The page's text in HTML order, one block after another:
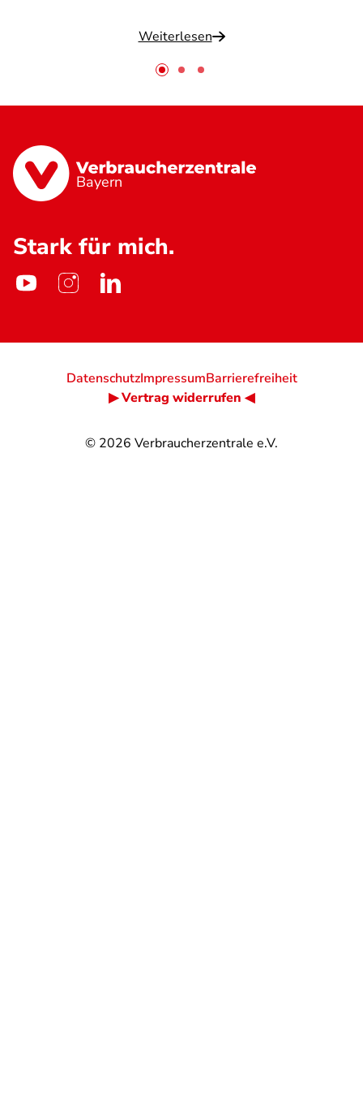
Weiterlesen
Bayern
Stark für mich.
© 2026 Verbraucherzentrale e.V.
DatenschutzImpressumBarrierefreiheit
▶ Vertrag widerrufen ◀